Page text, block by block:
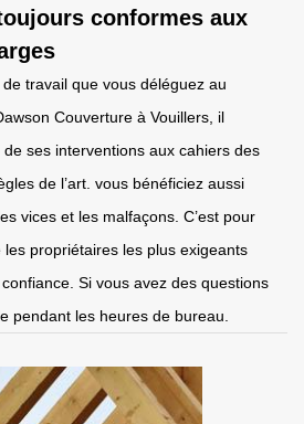
conformes aux
travail que vous déléguez au
Couverture à Vouillers, il
ses interventions aux cahiers des
de l’art. vous bénéficiez aussi
vices et les malfaçons. C’est pour
propriétaires les plus exigeants
Si vous avez des questions
pendant les heures de bureau.